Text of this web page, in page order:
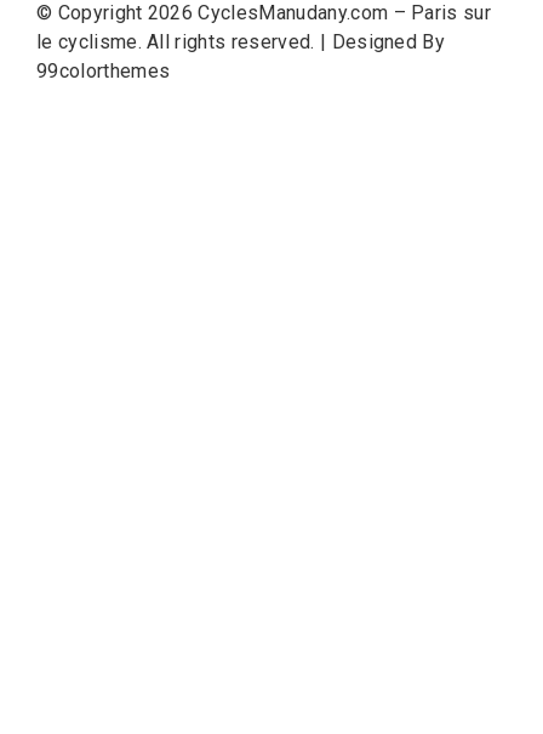
© Copyright 2026CyclesManudany.com – Paris sur
le cyclisme. All rights reserved.
Designed By
99colorthemes